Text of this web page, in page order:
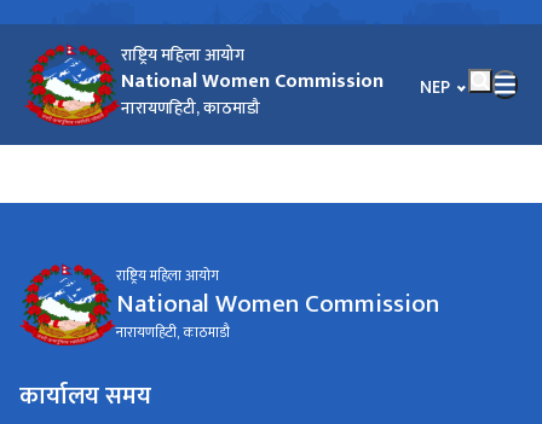
राष्ट्रिय महिला आयोग
National Women Commission
नारायणहिटी, काठमाडौ
भाषा चयन गर्नुहोस्
NEP
राष्ट्रिय महिला आयोग
National Women Commission
नारायणहिटी, काठमाडौ
कार्यालय समय